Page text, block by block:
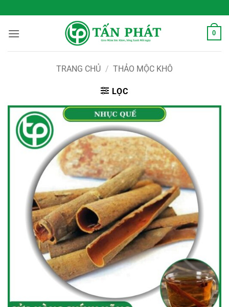
qua
nội
0
TRANG CHỦ / THẢO MỘC KHÔ
LỌC